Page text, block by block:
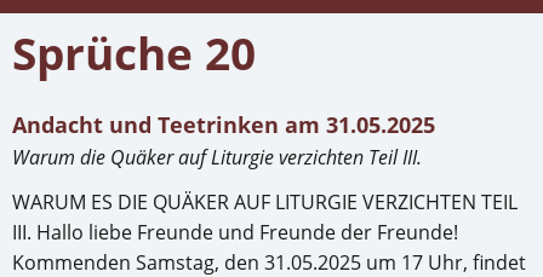
Sprüche 20
Andacht und Teetrinken am 31.05.2025
Warum die Quäker auf Liturgie verzichten Teil III.
WARUM ES DIE QUÄKER AUF LITURGIE VERZICHTEN TEIL
III. Hallo liebe Freunde und Freunde der Freunde!
Kommenden Samstag, den 31.05.2025 um 17 Uhr, findet